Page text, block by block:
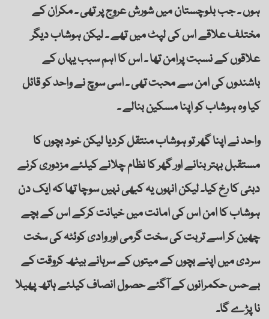
ہوں ۔ جب بلوچستان میں شورش عروج پر تھی ۔ مکران کے
مختلف علاقے اس کی لپٹ میں تھے ۔ لیکن ہوشاب دیگر
علاقوں کے نسبت پرامن تھا ۔ اس کا اہم سبب یہاں کے
باشندوں کی امن سے محبت تھی ۔ اسی سوچ نے واحد کو قائل
کیا وہ ہوشاب کو اپنا مسکین بنالے ۔
واحد نے اپنا گھر تو ہوشاب منتقل کردیا لیکن خود بچوں کا
مستقبل بہتر بنانے اور گھر کا نظام چلانے کیلئے مزدوری کرنے
دبئی کا رخ کیا۔ لیکن انہوں یہ کبھی نہیں سوچا تھا کہ ایک دن
ہوشاب کا امن اس کی امانت میں خیانت کرکے اس کے بچے
چھین کر اسے تربت کی سخت گرمی اور وادی کوئٹہ کی سخت
سردی میں اپنے بچوں کے میتوں کے سرہانے بیٹھ کروقت کے
بےحس حکمرانوں کے آگئے حصول انصاف کیلئے ہاتھ پھیلا
نا پڑے گا۔